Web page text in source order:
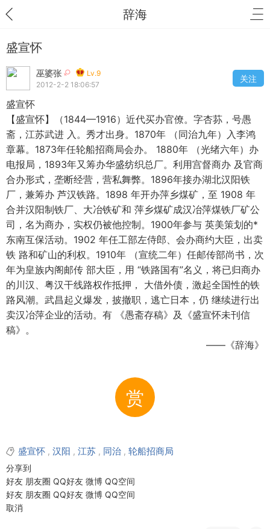
辞海
盛宣怀
巫婆张
Lv.9
2012-2-2 18:06:57
关注
盛宣怀
【盛宣怀】（1844—1916）近代买办官僚。字杏荪，号愚
斋，江苏武进 入。秀才出身。1870年 （同治九年）入李鸿
章幕。1873年任轮船招商局会办。 1880年 （光绪六年）办
电报局，1893年又筹办华盛纺织总厂。利用宫督商办 及官商
合办形式，垄断经营，营私舞弊。1896年接办湖北汉阳铁
厂，兼筹办 芦汉铁路。1898 年开办萍乡煤矿，至 1908 年
合并汉阳制铁厂、大冶铁矿和 萍乡煤矿成汉冶萍煤铁厂矿公
司，名为商办，实权仍被他控制。1900年参与 英美策划的*
东南互保活动。1902 年任工部左侍郎、会办商约大臣，出卖
铁 路和矿山的利权。1910年 （宣统二年）任邮传部尚书，次
年为皇族内阁邮传 部大臣，用 “铁路国有”名义，将已归商办
的川汉、粤汉干线路权作抵押， 大借外债，激起全国性的铁
路风潮。武昌起义爆发，披撤职，逃亡日本，仍 继续进行出
卖汉冶萍企业的活动。有 《愚斋存稿》及《盛宣怀未刊信
稿》。
——《辞海》
赏
盛宣怀 , 汉阳 , 江苏 , 同治 , 轮船招商局
分享到
好友 朋友圈 QQ好友 微博 QQ空间
好友 朋友圈 QQ好友 微博 QQ空间
取消